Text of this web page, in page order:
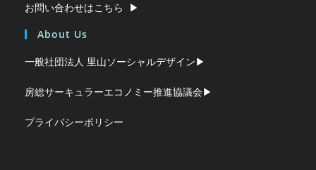
お問い合わせはこちら ▶︎
About Us
一般社団法人 里山ソーシャルデザイン▶︎
房総サーキュラーエコノミー推進協議会▶︎
プライバシーポリシー